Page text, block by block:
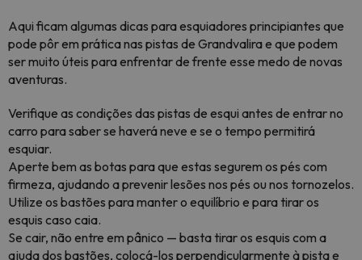
Aqui ficam algumas dicas para esquiadores principiantes que
pode pôr em prática nas pistas de Grandvalira e que podem
ser muito úteis para enfrentar de frente esse medo de novas
aventuras.
Verifique as condições das pistas de esqui antes de entrar no
carro para saber se haverá neve e se o tempo permitirá
esquiar.
Aperte bem as botas para que estas segurem os pés com
firmeza, ajudando a prevenir lesões nos pés ou nos tornozelos.
Utilize os bastões para manter o equilíbrio e para tirar os
esquis caso caia.
Se cair, não entre em pânico — basta tirar os esquis com a
ajuda dos bastões, colocá-los perpendicularmente à pista e